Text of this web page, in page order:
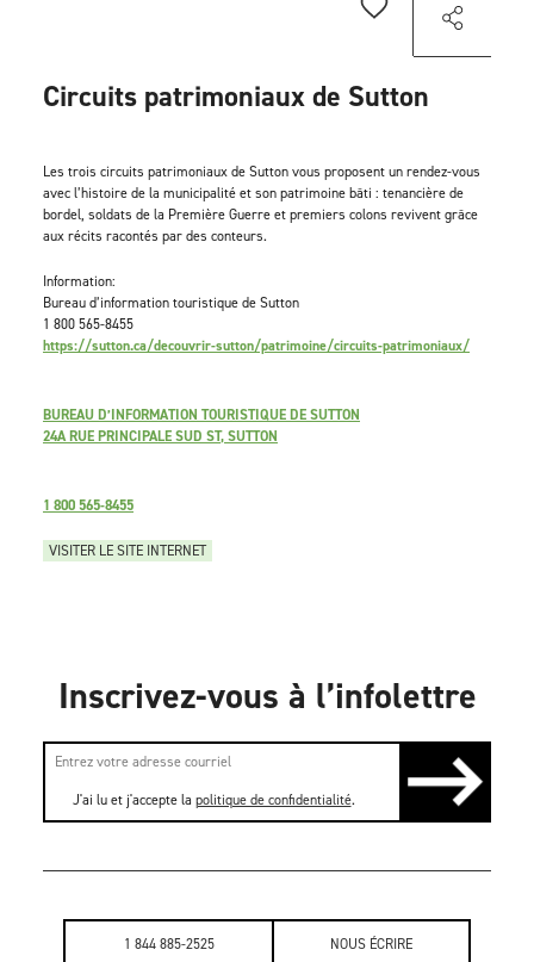
1 844 885-2525 NOUS ÉCRIRE
BUREAU D’INFORMATION TOURISTIQUE DE SUTTON
24A RUE PRINCIPALE SUD ST, SUTTON
1 800 565-8455
VISITER LE SITE INTERNET
Circuits patrimoniaux de Sutton
Les trois circuits patrimoniaux de Sutton vous proposent un rendez-vous
avec l’histoire de la municipalité et son patrimoine bâti : tenancière de
bordel, soldats de la Première Guerre et premiers colons revivent grâce
aux récits racontés par des conteurs.
Information:
Bureau d’information touristique de Sutton
1 800 565-8455
https://sutton.ca/decouvrir-sutton/patrimoine/circuits-patrimoniaux/
Inscrivez-vous à l’infolettre
J'ai lu et j'accepte la politique de confidentialité.